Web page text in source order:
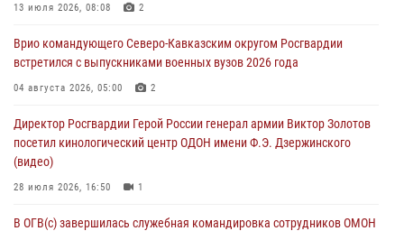
Росгвардейцы провели патриотическое занятие для детей на
08 августа 2026, 14:10 3
В ЛНР росгвардейцы провели тренировку по единоборствам для
08 августа 2026, 13:00
13 июля 2026, 08:08 2
Врио командующего Северо-Кавказским округом Росгвардии
встретился с выпускниками военных вузов 2026 года
04 августа 2026, 05:00 2
Директор Росгвардии Герой России генерал армии Виктор Золотов
посетил кинологический центр ОДОН имени Ф.Э. Дзержинского
(видео)
28 июля 2026, 16:50 1
В ОГВ(с) завершилась служебная командировка сотрудников ОМОН